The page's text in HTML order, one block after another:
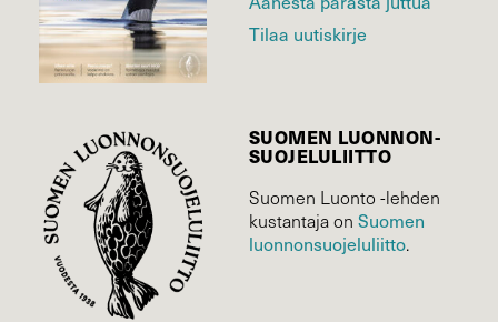
Tilaa uutiskirje
SUOMEN LUONNON­
SUOJELU­LIITTO
Suomen Luonto -lehden
kustantaja on Suomen
luonnonsuojelu­liitto.